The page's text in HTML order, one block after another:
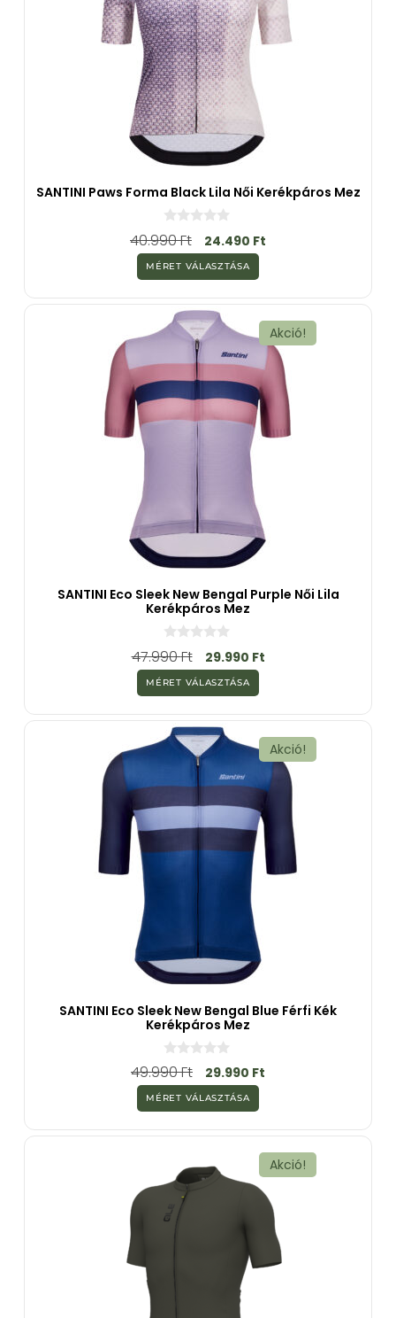
SANTINI Paws Forma Black Lila Női Kerékpáros Mez
0
a
5
-
b
ő
40.990Ft 24.490 Ft
MÉRET VÁLASZTÁSA
Akció!
SANTINI Eco Sleek New Bengal Purple Női Lila
Kerékpáros Mez
0
a
5
-
b
ő
l
47.990Ft 29.990 Ft
MÉRET VÁLASZTÁSA
Akció!
SANTINI Eco Sleek New Bengal Blue Férfi Kék
Kerékpáros Mez
0
a
5
-
b
ő
49.990Ft 29.990 Ft
MÉRET VÁLASZTÁSA
Akció!